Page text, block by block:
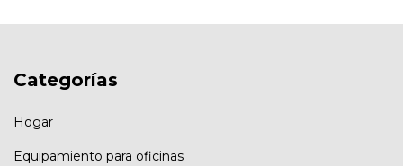
Categorías
Hogar
Equipamiento para oficinas